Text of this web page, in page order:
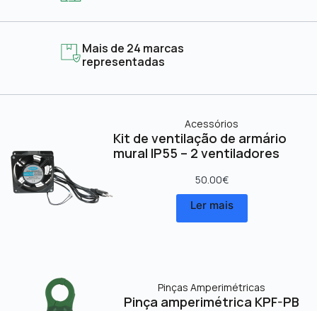
Mais de 24 marcas
representadas
Acessórios
Kit de ventilação de armário
mural IP55 – 2 ventiladores
50.00€
Ler mais
Pinças Amperimétricas
Pinça amperimétrica KPF-PB